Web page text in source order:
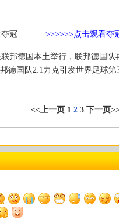
主夺冠 >>>>>>点击观看夺
邦德国本土举行，联邦德国队
德国队2:1力克引发世界足球
<<上一页 1 2 3 下一页